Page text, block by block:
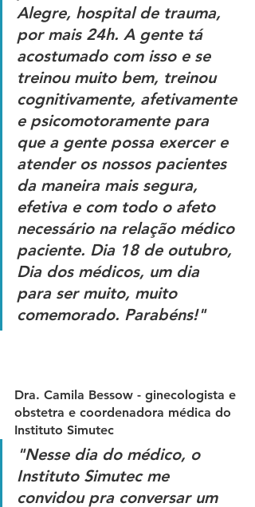
Alegre, hospital de trauma,
por mais 24h. A gente tá
acostumado com isso e se
treinou muito bem, treinou
cognitivamente, afetivamente
e psicomotoramente para
que a gente possa exercer e
atender os nossos pacientes
da maneira mais segura,
efetiva e com todo o afeto
necessário na relação médico
paciente. Dia 18 de outubro,
Dia dos médicos, um dia
para ser muito, muito
comemorado. Parabéns!"
Dra. Camila Bessow - ginecologista e
obstetra e coordenadora médica do
Instituto Simutec
"Nesse dia do médico, o
Instituto Simutec me
convidou pra conversar um